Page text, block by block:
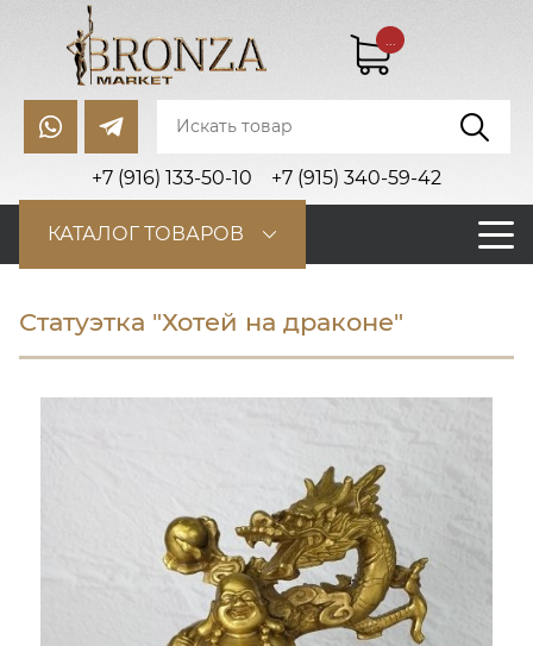
+7 (916) 133-50-10 +7 (915) 340-59-42
...
КАТАЛОГ ТОВАРОВ
Статуэтка "Хотей на драконе"